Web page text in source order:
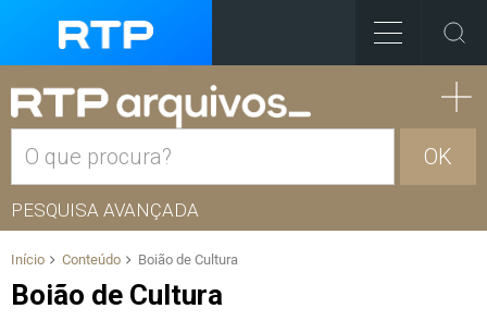
OK
PESQUISA AVANÇADA
Início Conteúdo Boião de Cultura
Boião de Cultura